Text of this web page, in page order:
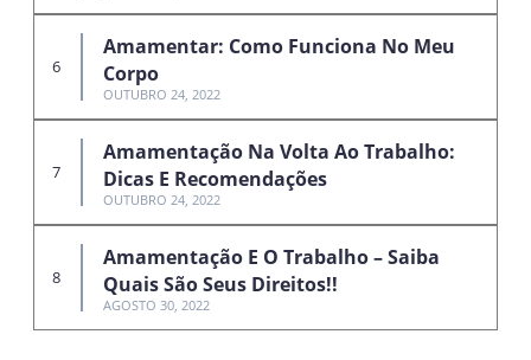
Amamentar: Como Funciona No Meu
Corpo
OUTUBRO 24, 2022
Amamentação Na Volta Ao Trabalho:
Dicas E Recomendações
OUTUBRO 24, 2022
Amamentação E O Trabalho – Saiba
Quais São Seus Direitos!!
AGOSTO 30, 2022